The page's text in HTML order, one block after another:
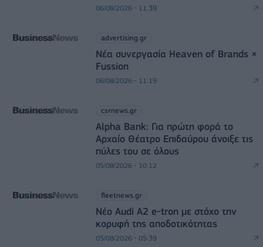
06/08/2026 - 11:39
advertising.gr
Νέα συνεργασία Heaven of Brands ×
Fussion
06/08/2026 - 11:19
csrnews.gr
Alpha Bank: Για πρώτη φορά το
Αρχαίο Θέατρο Επιδαύρου άνοιξε τις
πύλες του σε όλους
05/08/2026 - 10:12
fleetnews.gr
Νέο Audi A2 e-tron με στόχο την
κορυφή της αποδοτικότητας
05/08/2026 - 05:39